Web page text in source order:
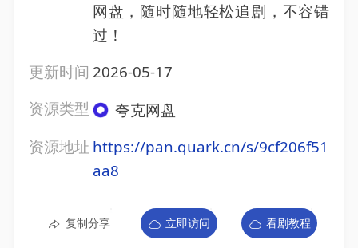
网盘，随时随地轻松追剧，不容错
过！
更新时间 2026-05-17
资源类型
夸克网盘
资源地址 https://pan.quark.cn/s/9cf206f51
aa8
复制分享 立即访问 看剧教程